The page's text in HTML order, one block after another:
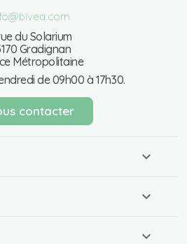
du Solarium
Gradignan
Métropolitaine
de 09h00 à 17h30.
contacter